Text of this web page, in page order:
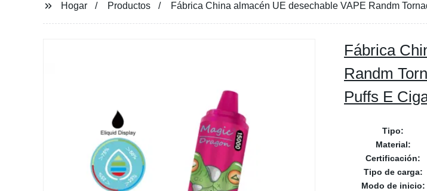
Hogar Productos Fábrica China almacén UE desechable VAPE Randm
Fábrica
Randm
Puffs E
Tipo:
Material:
Certificación:
Tipo de carga:
Modo de inicio: